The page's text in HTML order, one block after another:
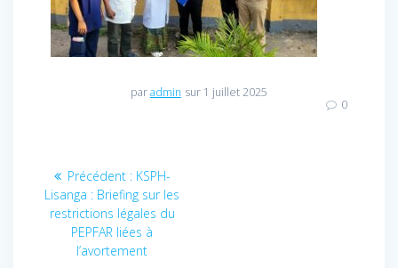
paradmin sur 1 juillet 2025
0
Navigation
l’article
Précédent : Article
précédent
:
KSPH-
Lisanga : Briefing sur les
restrictions légales du
PEPFAR liées à
l’avortement